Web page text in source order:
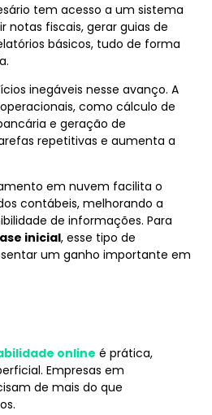
tem acesso a um sistema
notas fiscais, gerar guias de
básicos, tudo de forma
inegáveis nesse avanço. A
como cálculo de
e geração de
repetitivas e aumenta a
em nuvem facilita o
contábeis, melhorando a
de informações. Para
inicial, esse tipo de
um ganho importante em
online é prática,
Empresas em
de mais do que